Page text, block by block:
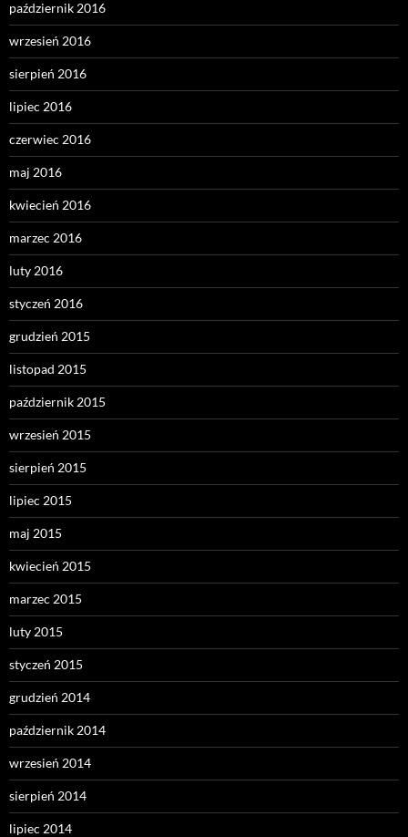
październik 2016
wrzesień 2016
sierpień 2016
lipiec 2016
czerwiec 2016
maj 2016
kwiecień 2016
marzec 2016
luty 2016
styczeń 2016
grudzień 2015
listopad 2015
październik 2015
wrzesień 2015
sierpień 2015
lipiec 2015
maj 2015
kwiecień 2015
marzec 2015
luty 2015
styczeń 2015
grudzień 2014
październik 2014
wrzesień 2014
sierpień 2014
lipiec 2014